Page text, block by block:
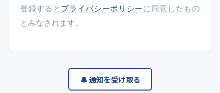
登録すると プライバシーポリシーに同意したもの
とみなされます。
🔔 通知を受け取る